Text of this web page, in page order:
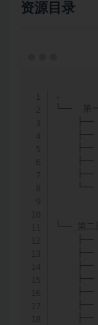
资源目录
.
└──  第
├──
├──
├──
├──
├──
└──
└── 第
├──
├──
├──
├──
├──
├──
├──